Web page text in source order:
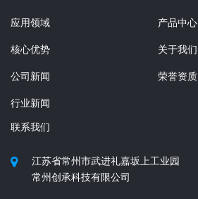
应用领域 产品中心
核心优势 关于我们
公司新闻 荣誉资质
行业新闻
联系我们
江苏省常州市武进礼嘉坂上工业园
常州创承科技有限公司